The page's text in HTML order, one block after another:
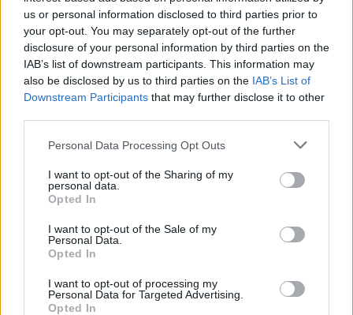
us or personal information disclosed to third parties prior to
your opt-out. You may separately opt-out of the further
disclosure of your personal information by third parties on the
IAB’s list of downstream participants. This information may
also be disclosed by us to third parties on the IAB’s List of
Downstream Participants that may further disclose it to other
Please note that this website/app uses one or more Google
not limited to your visit or usage behaviour. You may click to
grant or deny consent to Google and its third-party tags to
use your data for below specified purposes in below Google
consent section.
Personal Data Processing Opt Outs
I want to opt-out of the Sharing of my
personal data.
Opted In
I want to opt-out of the Sale of my
Personal Data.
Opted In
I want to opt-out of processing my
Personal Data for Targeted Advertising.
Opted In
2000 /2000
Υποβολή σχολίου
Όροι Χρήσης. Το site προστατεύεται από reCAPTCHA, ισχύουν
Αθλητικά
Share:
Ακολουθήστε το Νewsit.gr στο Google News
ενημερωθείτε πρώτοι για όλη την ειδησεογραφία και τα
τελευταία νέα